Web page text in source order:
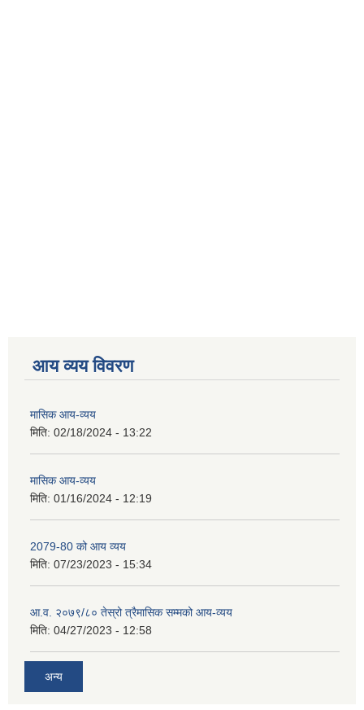
आय व्यय विवरण
मासिक आय-व्यय
मिति: 02/18/2024 - 13:22
मासिक आय-व्यय
मिति: 01/16/2024 - 12:19
2079-80 को आय व्यय
मिति: 07/23/2023 - 15:34
आ.व. २०७९/८० तेस्रो त्रैमासिक सम्मको आय-व्यय
मिति: 04/27/2023 - 12:58
अन्य